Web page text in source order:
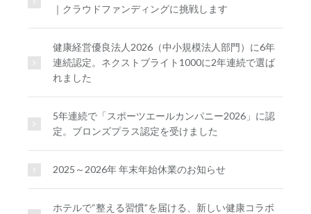
｜クラウドファンディングに挑戦します
健康経営優良法人2026（中小規模法人部門）に6年
連続認定。ネクストブライト1000に2年連続で選ば
れました
5年連続で「スポーツエールカンパニー2026」に認
定。ブロンズプラス認定を受けました
2025～2026年 年末年始休業のお知らせ
ホテルで“整える習慣”を届ける、新しい健康コラボ